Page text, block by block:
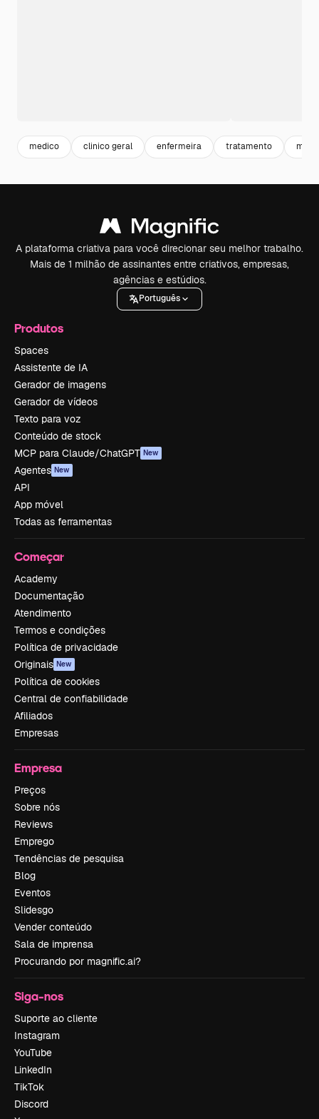
medico clinico geral enfermeira tratamento
A plataforma criativa para você direcionar seu melhor trabalho.
Mais de 1 milhão de assinantes entre criativos, empresas,
agências e estúdios.
Português
Produtos
Spaces
Assistente de IA
Gerador de imagens
Gerador de vídeos
Texto para voz
Conteúdo de stock
MCP para Claude/ChatGPT New
Agentes New
API
App móvel
Todas as ferramentas
Começar
Academy
Documentação
Atendimento
Termos e condições
Política de privacidade
Originais New
Política de cookies
Central de confiabilidade
Afiliados
Empresas
Empresa
Preços
Sobre nós
Reviews
Emprego
Tendências de pesquisa
Blog
Eventos
Slidesgo
Vender conteúdo
Sala de imprensa
Procurando por magnific.ai?
Siga-nos
Suporte ao cliente
Instagram
YouTube
LinkedIn
TikTok
Discord